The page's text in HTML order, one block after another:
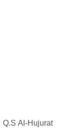
Al-Hujurat